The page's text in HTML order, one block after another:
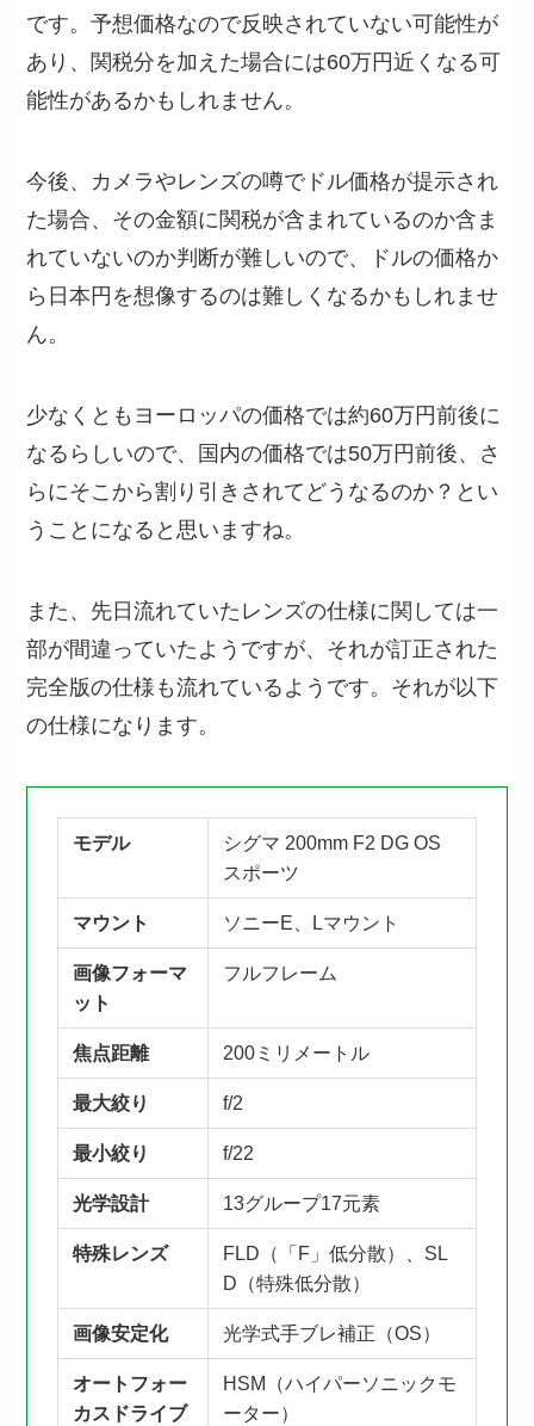
です。予想価格なので反映されていない可能性が
あり、関税分を加えた場合には60万円近くなる可
能性があるかもしれません。
今後、カメラやレンズの噂でドル価格が提示され
た場合、その金額に関税が含まれているのか含ま
れていないのか判断が難しいので、ドルの価格か
ら日本円を想像するのは難しくなるかもしれませ
ん。
少なくともヨーロッパの価格では約60万円前後に
なるらしいので、国内の価格では50万円前後、さ
らにそこから割り引きされてどうなるのか？とい
うことになると思いますね。
また、先日流れていたレンズの仕様に関しては一
部が間違っていたようですが、それが訂正された
完全版の仕様も流れているようです。それが以下
の仕様になります。
モデル
シグマ 200mm F2 DG OS
スポーツ
マウント ソニーE、Lマウント
画像フォーマ
ット
フルフレーム
焦点距離 200ミリメートル
最大絞り f/2
最小絞り f/22
光学設計 13グループ17元素
特殊レンズ
FLD（「F」低分散）、SL
D（特殊低分散）
画像安定化 光学式手ブレ補正（OS）
オートフォー
カスドライブ
HSM（ハイパーソニックモ
ーター）